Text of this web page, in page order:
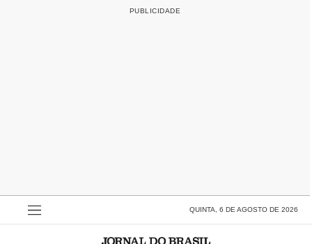
QUINTA, 6 DE AGOSTO DE 2026